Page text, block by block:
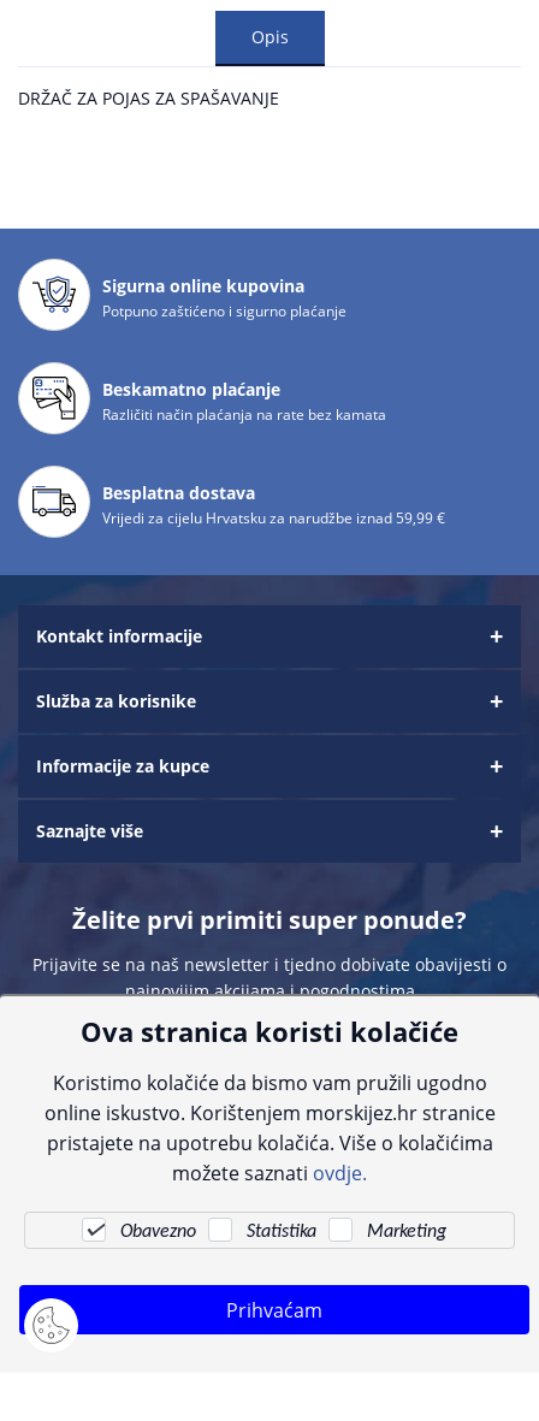
Opis
DRŽAČ ZA POJAS ZA SPAŠAVANJE
Sigurna online kupovina
Potpuno zaštićeno i sigurno plaćanje
Beskamatno plaćanje
Različiti način plaćanja na rate bez kamata
Besplatna dostava
Vrijedi za cijelu Hrvatsku za narudžbe iznad 59,99 €
Kontakt informacije
Služba za korisnike
Informacije za kupce
Saznajte više
Želite prvi primiti super ponude?
Prijavite se na naš newsletter i tjedno dobivate obavijesti o
najnovijim akcijama i pogodnostima
Sve navedene cijene sadrže PDV. Pokušavamo osigurati što preciznije
informacije, ali zbog tehnoloških ograničenja ne možemo garantirati potpunu
kontaktirajte nas putem telefona:+385 23 231 761ili e-maila:info@morskijez.hr
Ova stranica koristi kolačiće
Koristimo kolačiće da bismo vam pružili ugodno
online iskustvo. Korištenjem morskijez.hr stranice
pristajete na upotrebu kolačića. Više o kolačićima
možete saznati ovdje.
Obavezno Statistika Marketing
Prihvaćam